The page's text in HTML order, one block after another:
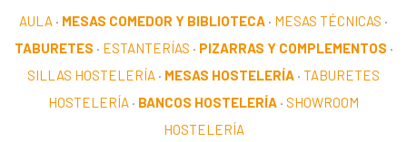
AULA · MESAS COMEDOR Y BIBLIOTECA · MESAS TÉCNICAS ·
TABURETES · ESTANTERÍAS · PIZARRAS Y COMPLEMENTOS ·
SILLAS HOSTELERÍA · MESAS HOSTELERÍA · TABURETES
HOSTELERÍA · BANCOS HOSTELERÍA · SHOWROOM
HOSTELERÍA